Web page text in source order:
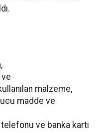
malzeme,
madde ve
ve banka kartı